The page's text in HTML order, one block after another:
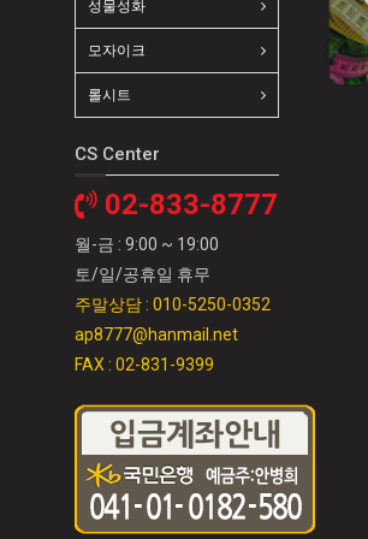
성물성화
모자이크
롤시트
CS Center
02-833-8777
월-금 : 9:00 ~ 19:00
토/일/공휴일 휴무
주말상담 : 010-5250-0352
ap8777@hanmail.net
FAX : 02-831-9399